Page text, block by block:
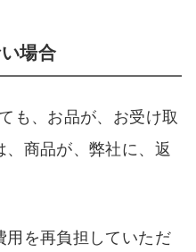
場合
も、お品が、お受け取
、商品が、弊社に、返
用を再負担していただ